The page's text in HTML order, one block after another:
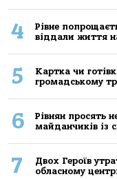
4
Рівне
віддали життя
5
Картка чи
громадському
6
Рівнян просять
майданчиків із
7
Двох Героїв
обласному